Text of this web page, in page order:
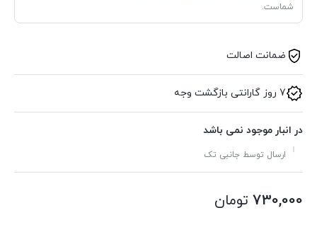
شماست.
ضمانت اصالت
7 روز گارانتی بازگشت وجه
در انبار موجود نمی باشد
ارسال توسط جانبی تک
730,000 تومان